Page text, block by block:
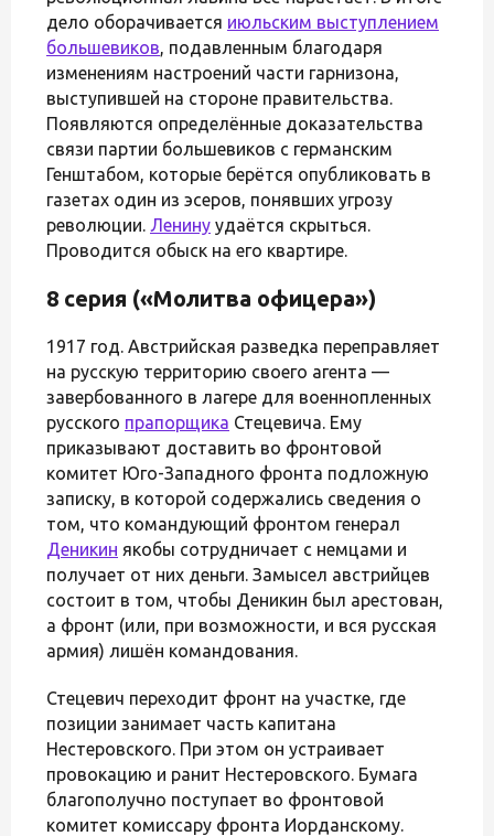
дело оборачивается июльским выступлением
большевиков, подавленным благодаря
изменениям настроений части гарнизона,
выступившей на стороне правительства.
Появляются определённые доказательства
связи партии большевиков с германским
Генштабом, которые берётся опубликовать в
газетах один из эсеров, понявших угрозу
революции. Ленину удаётся скрыться.
Проводится обыск на его квартире.
8 серия («Молитва офицера»)
1917 год. Австрийская разведка переправляет
на русскую территорию своего агента —
завербованного в лагере для военнопленных
русского прапорщика Стецевича. Ему
приказывают доставить во фронтовой
комитет Юго-Западного фронта подложную
записку, в которой содержались сведения о
том, что командующий фронтом генерал
Деникин якобы сотрудничает с немцами и
получает от них деньги. Замысел австрийцев
состоит в том, чтобы Деникин был арестован,
а фронт (или, при возможности, и вся русская
армия) лишён командования.
Стецевич переходит фронт на участке, где
позиции занимает часть капитана
Нестеровского. При этом он устраивает
провокацию и ранит Нестеровского. Бумага
благополучно поступает во фронтовой
комитет комиссару фронта Иорданскому.